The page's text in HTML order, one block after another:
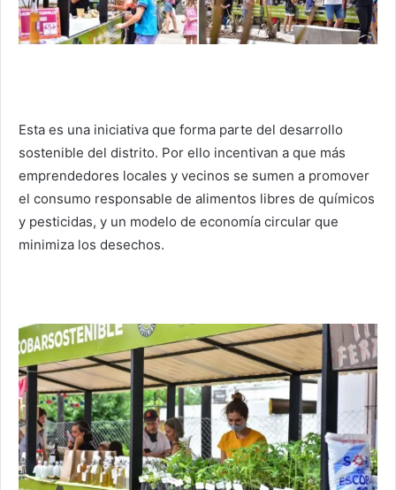
Esta es una iniciativa que forma parte del desarrollo
sostenible del distrito. Por ello incentivan a que más
emprendedores locales y vecinos se sumen a promover
el consumo responsable de alimentos libres de químicos
y pesticidas, y un modelo de economía circular que
minimiza los desechos.